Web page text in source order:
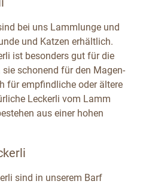
bei uns Lammlunge und
und Katzen erhältlich.
ist besonders gut für die
schonend für den Magen-
für empfindliche oder ältere
Leckerli vom Lamm
aus einer hohen
sind in unserem Barf